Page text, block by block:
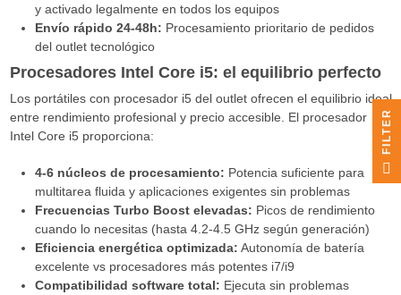
y activado legalmente en todos los equipos
Envío rápido 24-48h: Procesamiento prioritario de pedidos
del outlet tecnológico
Procesadores Intel Core i5: el equilibrio perfecto
Los portátiles con procesador i5 del outlet ofrecen el equilibrio ideal
entre rendimiento profesional y precio accesible. El procesador
Intel Core i5 proporciona:
4-6 núcleos de procesamiento: Potencia suficiente para
multitarea fluida y aplicaciones exigentes sin problemas
Frecuencias Turbo Boost elevadas: Picos de rendimiento
cuando lo necesitas (hasta 4.2-4.5 GHz según generación)
Eficiencia energética optimizada: Autonomía de batería
excelente vs procesadores más potentes i7/i9
Compatibilidad software total: Ejecuta sin problemas
R